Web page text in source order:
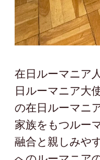
在日ルーマニア
日ルーマニア大
の在日ルーマニ
家族をもつルー
融合と親しみや